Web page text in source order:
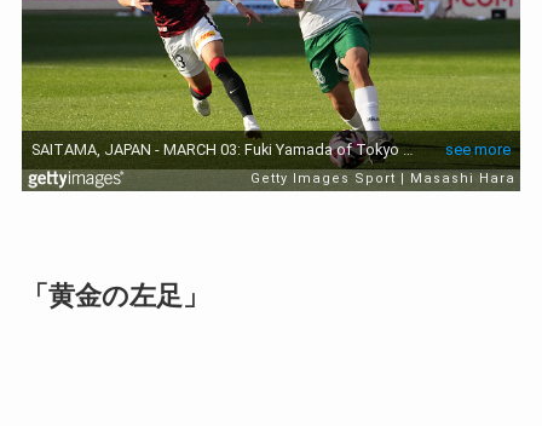
「黄金の左足」